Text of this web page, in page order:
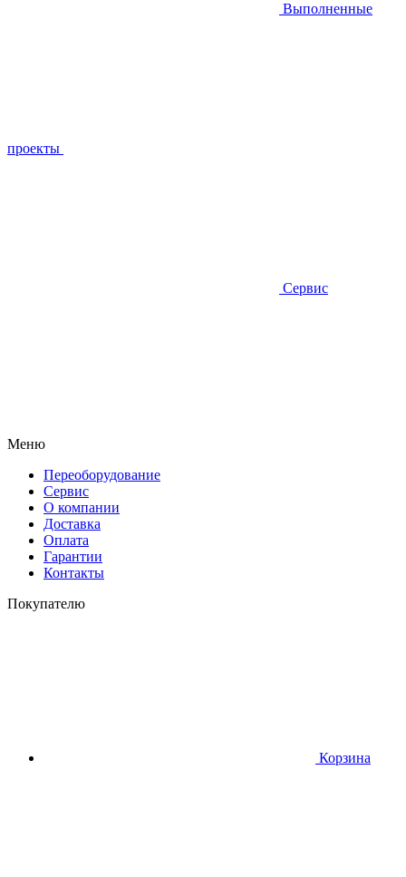
Выполненные
проекты
Сервис
Меню
Переоборудование
Сервис
О компании
Доставка
Оплата
Гарантии
Контакты
Покупателю
Корзина